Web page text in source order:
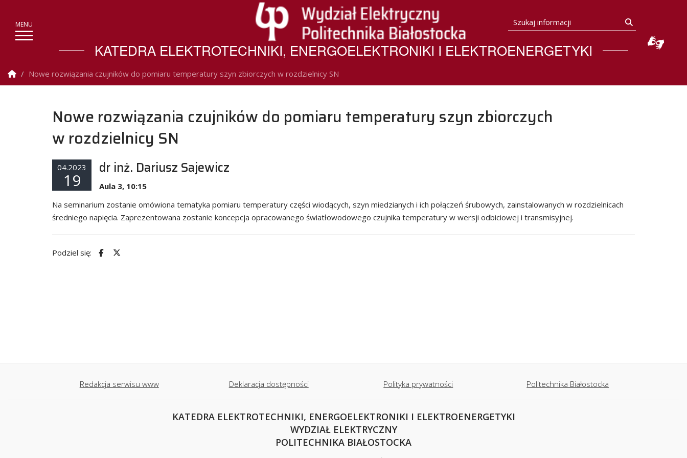
KATEDRA ELEKTROTECHNIKI, ENERGOELEKTRONIKI I ELEKTROENERGETYKI
Szukaj informacji
Strona Główna
Nowe rozwiązania czujników do pomiaru temperatury szyn zbiorczych w rozdzielnicy SN
Nowe rozwiązania czujników do pomiaru temperatury szyn zbiorczych
w rozdzielnicy SN
04.2023
19
dr inż. Dariusz Sajewicz
Aula 3, 10:15
Na seminarium zostanie omówiona tematyka pomiaru temperatury części wiodących, szyn miedzianych i ich połączeń śrubowych, zainstalowanych w rozdzielnicach
średniego napięcia. Zaprezentowana zostanie koncepcja opracowanego światłowodowego czujnika temperatury w wersji odbiciowej i transmisyjnej.
Podziel się:
Redakcja serwisu www Deklaracja dostępności Polityka prywatności Politechnika Białostocka
KATEDRA ELEKTROTECHNIKI, ENERGOELEKTRONIKI I ELEKTROENERGETYKI
WYDZIAŁ ELEKTRYCZNY
POLITECHNIKA BIAŁOSTOCKA